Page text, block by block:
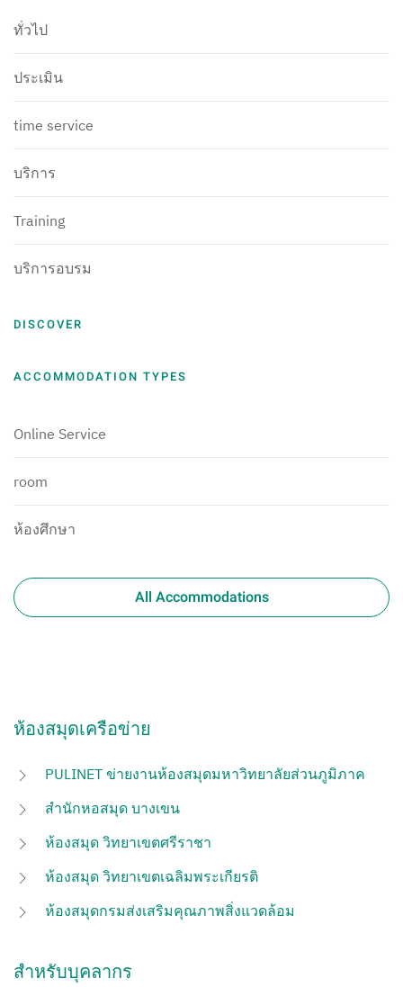
ทั่วไป
ประเมิน
time service
บริการ
Training
บริการอบรม
DISCOVER
ACCOMMODATION TYPES
Online Service
room
ห้องศึกษา
All Accommodations
ห้องสมุดเครือข่าย
PULINET ข่ายงานห้องสมุดมหาวิทยาลัยส่วนภูมิภาค
สำนักหอสมุด บางเขน
ห้องสมุด วิทยาเขตศรีราชา
ห้องสมุด วิทยาเขตเฉลิมพระเกียรติ
ห้องสมุดกรมส่งเสริมคุณภาพสิ่งแวดล้อม
สำหรับบุคลากร